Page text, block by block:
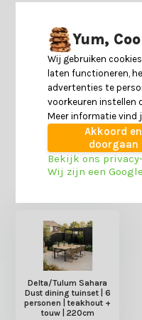
Specificaties
Reviews
Heb je nog interesse
Delta/Tulum Sahara
Dust dining tuinset | 6
personen | teakhout +
touw | 220cm
Yum,
Wij gebruiken
laten functioneren,
advertenties te
voorkeuren instellen
Meer informatie vind
Akkoord en
doorgaan
Bekijk ons
Wij zijn een